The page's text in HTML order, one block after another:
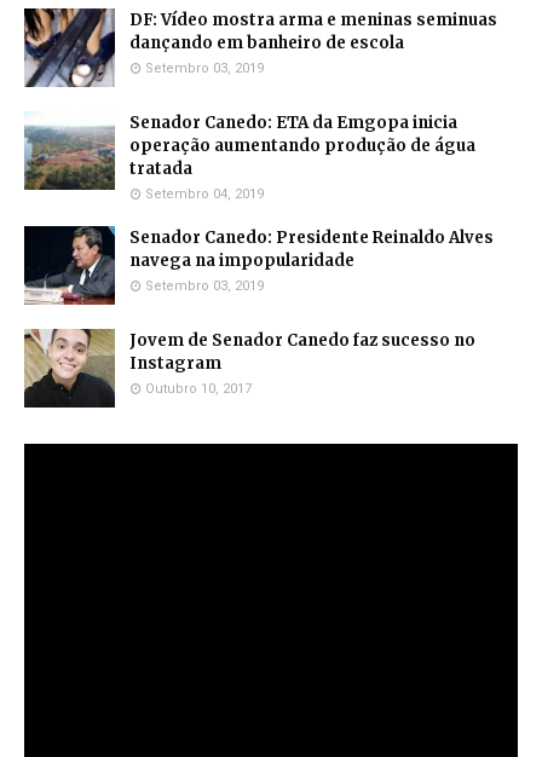
DF: Vídeo mostra arma e meninas seminuas
dançando em banheiro de escola
Setembro 03, 2019
Senador Canedo: ETA da Emgopa inicia
operação aumentando produção de água
tratada
Setembro 04, 2019
Senador Canedo: Presidente Reinaldo Alves
navega na impopularidade
Setembro 03, 2019
Jovem de Senador Canedo faz sucesso no
Instagram
Outubro 10, 2017